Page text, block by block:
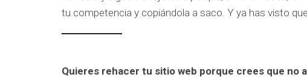
tu competencia y copiándola a saco. Y ya has visto
Quieres rehacer tu sitio web porque crees que no